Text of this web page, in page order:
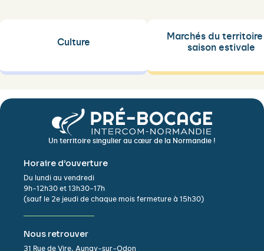
Culture
Marchés du
saison estivale
Un territoire singulier au cœur de la Normandie !
Horaire d’ouverture
Du lundi au vendredi
9h-12h30 et 13h30-17h
(sauf le 2e jeudi de chaque mois fermeture à 15h30)
Nous retrouver
31 Rue de Vire, Aunay-sur-Odon